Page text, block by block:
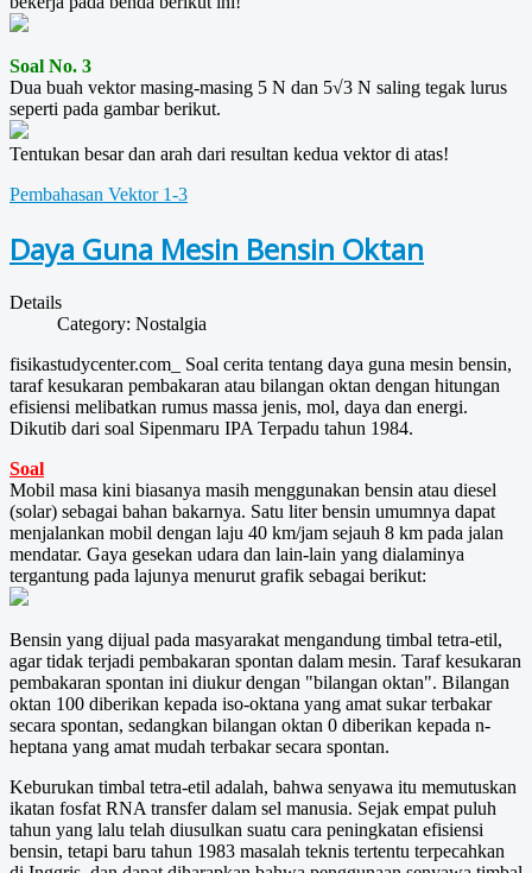
Soal No. 3
Dua buah vektor masing-masing 5 N dan 5√3 N saling tegak lurus
seperti pada gambar berikut.
Tentukan besar dan arah dari resultan kedua vektor di atas!
Pembahasan Vektor 1-3
Daya Guna Mesin Bensin Oktan
Details
Category: Nostalgia
fisikastudycenter.com_ Soal cerita tentang daya guna mesin bensin,
taraf kesukaran pembakaran atau bilangan oktan dengan hitungan
efisiensi melibatkan rumus massa jenis, mol, daya dan energi.
Dikutib dari soal Sipenmaru IPA Terpadu tahun 1984.
Soal
Mobil masa kini biasanya masih menggunakan bensin atau diesel
(solar) sebagai bahan bakarnya. Satu liter bensin umumnya dapat
menjalankan mobil dengan laju 40 km/jam sejauh 8 km pada jalan
mendatar. Gaya gesekan udara dan lain-lain yang dialaminya
tergantung pada lajunya menurut grafik sebagai berikut:
Bensin yang dijual pada masyarakat mengandung timbal tetra-etil,
agar tidak terjadi pembakaran spontan dalam mesin. Taraf kesukaran
pembakaran spontan ini diukur dengan "bilangan oktan". Bilangan
oktan 100 diberikan kepada iso-oktana yang amat sukar terbakar
secara spontan, sedangkan bilangan oktan 0 diberikan kepada n-
heptana yang amat mudah terbakar secara spontan.
Keburukan timbal tetra-etil adalah, bahwa senyawa itu memutuskan
ikatan fosfat RNA transfer dalam sel manusia. Sejak empat puluh
tahun yang lalu telah diusulkan suatu cara peningkatan efisiensi
bensin, tetapi baru tahun 1983 masalah teknis tertentu terpecahkan